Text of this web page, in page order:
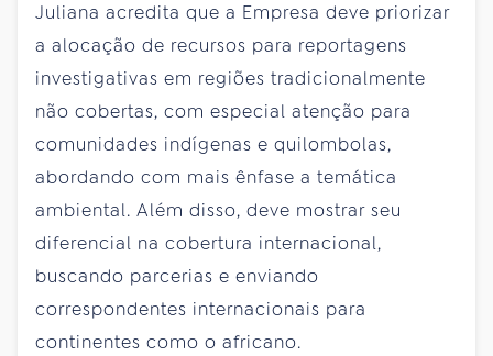
Juliana acredita que a Empresa deve priorizar
a alocação de recursos para reportagens
investigativas em regiões tradicionalmente
não cobertas, com especial atenção para
comunidades indígenas e quilombolas,
abordando com mais ênfase a temática
ambiental. Além disso, deve mostrar seu
diferencial na cobertura internacional,
buscando parcerias e enviando
correspondentes internacionais para
continentes como o africano.